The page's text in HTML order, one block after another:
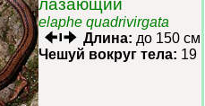
лазающий
elaphe quadrivirgata
Длина: до 150 см
Чешуй вокруг тела: 19